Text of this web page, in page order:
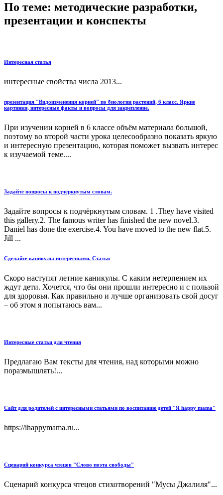
По теме: методические разработки,
презентации и конспекты
Интересная статья
интересные свойства числа 2013...
презентация "Видоизменения корней" по биологии растений, 6 класс. Яркие
картинки, интересные факты и вопросы для закрепление.
При изучении корней в 6 классе объём материала большой,
поэтому во второй части урока целесообразно показать яркую
и интересную презентацию, которая поможет вызвать интерес
к изучаемой теме....
Задайте вопросы к подчёркнутым словам.
Задайте вопросы к подчёркнутым словам. 1 .They have visited
this gallery.2. The famous writer has finished the new novel.3.
Daniel has done the exercise.4. You have moved to the new flat.5.
Jill ...
Сделайте каникулы интересными. Статья
Скоро наступят летние каникулы. С каким нетерпением их
ждут дети. Хочется, что бы они прошли интересно и с пользой
для здоровья. Как правильно и лучше организовать свой досуг
– об этом я попытаюсь вам...
Интересные статьи для чтения
Предлагаю Вам тексты для чтения, над которыми можно
поразмышлять!...
Сайт для родителей с интересными статьями по воспитанию детей "Я happy mama"
https://ihappymama.ru...
Сценарий конкурса чтецов "Слово поэта свободы"
Сценарий конкурса чтецов стихотворений "Мусы Джалиля"...